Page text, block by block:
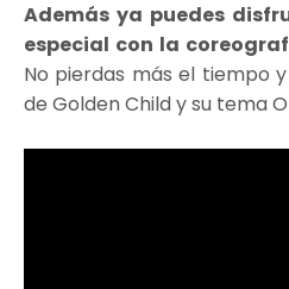
Además ya puedes
especial con la
No pierdas más el tiempo
de Golden Child y su tema